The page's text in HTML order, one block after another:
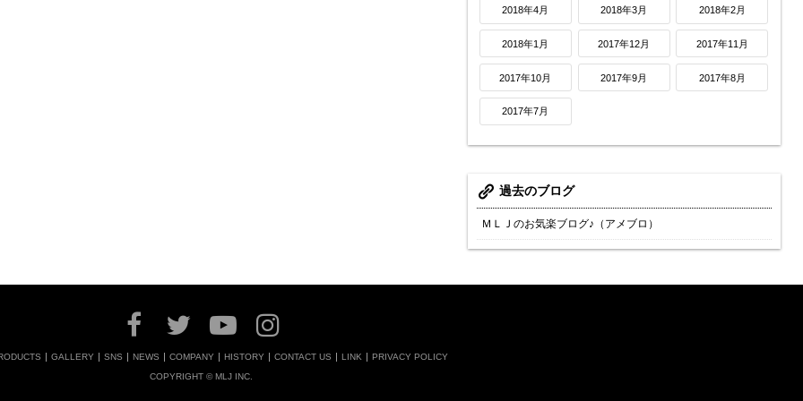
2018年4月 2018年3月 2018年2月
2018年1月 2017年12月 2017年11月
2017年10月 2017年9月 2017年8月
2017年7月
過去のブログ
ＭＬＪのお気楽ブログ♪（アメブロ）
GALLERY SNS NEWS COMPANY HISTORY CONTACT US LINK
PRIVACY POLICY
COPYRIGHT © MLJ INC.